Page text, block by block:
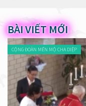
BÀI VIẾT MỚI
CỘNG ĐOÀN MẾN MỘ CHA DIỆP